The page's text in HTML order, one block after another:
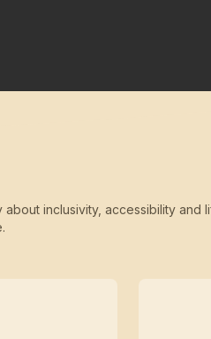
about inclusivity, accessibility and